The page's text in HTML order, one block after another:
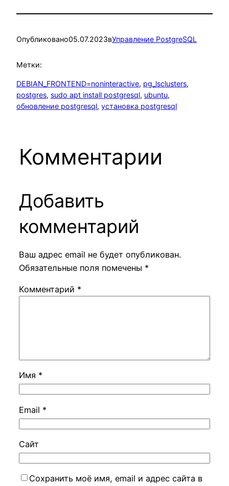
Опубликовано05.07.2023вУправление PostgreSQL
Метки:
DEBIAN_FRONTEND=noninteractive, pg_lsclusters
postgres, sudo apt install postgresql, ubuntu
обновление postgresql, установка postgresql
Комментарии
Добавить
комментарий
Ваш адрес email не будет опубликован.
Обязательные поля помечены *
Комментарий *
Имя *
Email *
Сайт
Сохранить моё имя, email и адрес сайта в